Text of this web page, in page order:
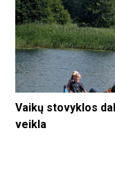
Vaikų stovyklos
veikla